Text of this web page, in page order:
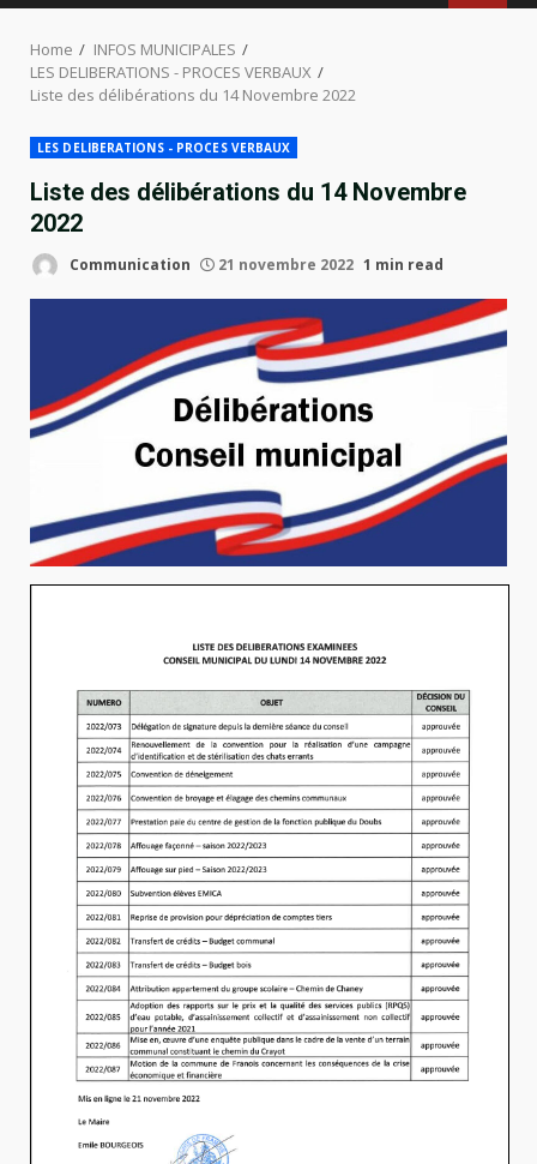
Home
INFOS MUNICIPALES
LES DELIBERATIONS - PROCES VERBAUX
Liste des délibérations du 14 Novembre 2022
LES DELIBERATIONS - PROCES VERBAUX
Liste des délibérations du 14 Novembre
2022
Communication 21 novembre 2022 1 min read